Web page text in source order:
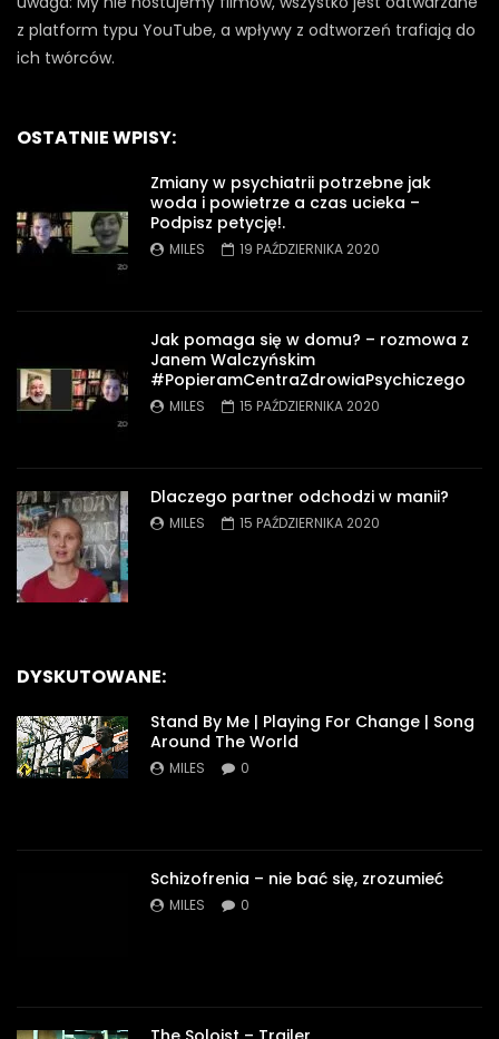
z platform typu YouTube, a wpływy z odtworzeń trafiają do
ich twórców.
OSTATNIE WPISY:
Zmiany w psychiatrii potrzebne jak
woda i powietrze a czas ucieka –
Podpisz petycję!.
MILES 19 PAŹDZIERNIKA 2020
Jak pomaga się w domu? – rozmowa z
Janem Walczyńskim
#PopieramCentraZdrowiaPsychiczego
MILES 15 PAŹDZIERNIKA 2020
Dlaczego partner odchodzi w manii?
MILES 15 PAŹDZIERNIKA 2020
DYSKUTOWANE:
Stand By Me | Playing For Change | Song
Around The World
MILES 0
Schizofrenia – nie bać się, zrozumieć
MILES 0